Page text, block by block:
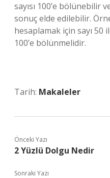
sayısı 100’e bölünebilir
sonuç elde edilebilir.
hesaplamak için sayı 50
100’e bölünmelidir.
Tarih: Makaleler
Önceki Yazı
2 Yüzlü Dolgu Nedir
Sonraki Yazı